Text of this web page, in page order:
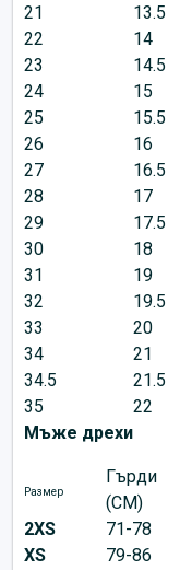
21
13.5
22
14
23
14.5
24
15
25
15.5
26
16
27
16.5
28
17
29
17.5
30
18
31
19
32
19.5
33
20
34
21
34.5
21.5
35
22
Мъже дрехи
Размер
Гърди
(CM)
2XS
71-78
XS
79-86